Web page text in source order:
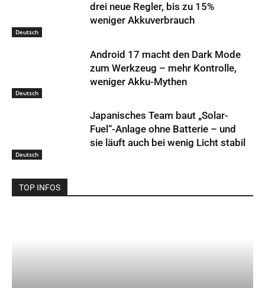
Deutsch
drei neue Regler, bis zu 15%
weniger Akkuverbrauch
Deutsch
Android 17 macht den Dark Mode
zum Werkzeug – mehr Kontrolle,
weniger Akku-Mythen
Deutsch
Japanisches Team baut „Solar-
Fuel“-Anlage ohne Batterie – und
sie läuft auch bei wenig Licht stabil
TOP INFOS